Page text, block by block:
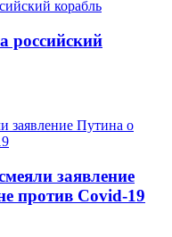
российский
заявление
против Covid-19